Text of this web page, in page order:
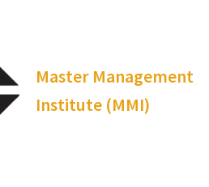
Master Management
Institute (MMI)